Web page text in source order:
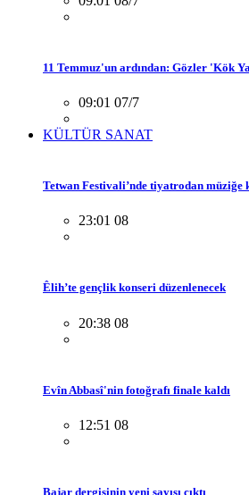
11 Temmuz'un ardından: Gözler 'Kök
09:01 07/7
KÜLTÜR SANAT
Tetwan Festivali’nde tiyatrodan müziğe
23:01 08
Êlih’te gençlik konseri düzenlenecek
20:38 08
Evîn Abbasî'nin fotoğrafı finale kaldı
12:51 08
Bajar dergisinin yeni sayısı çıktı